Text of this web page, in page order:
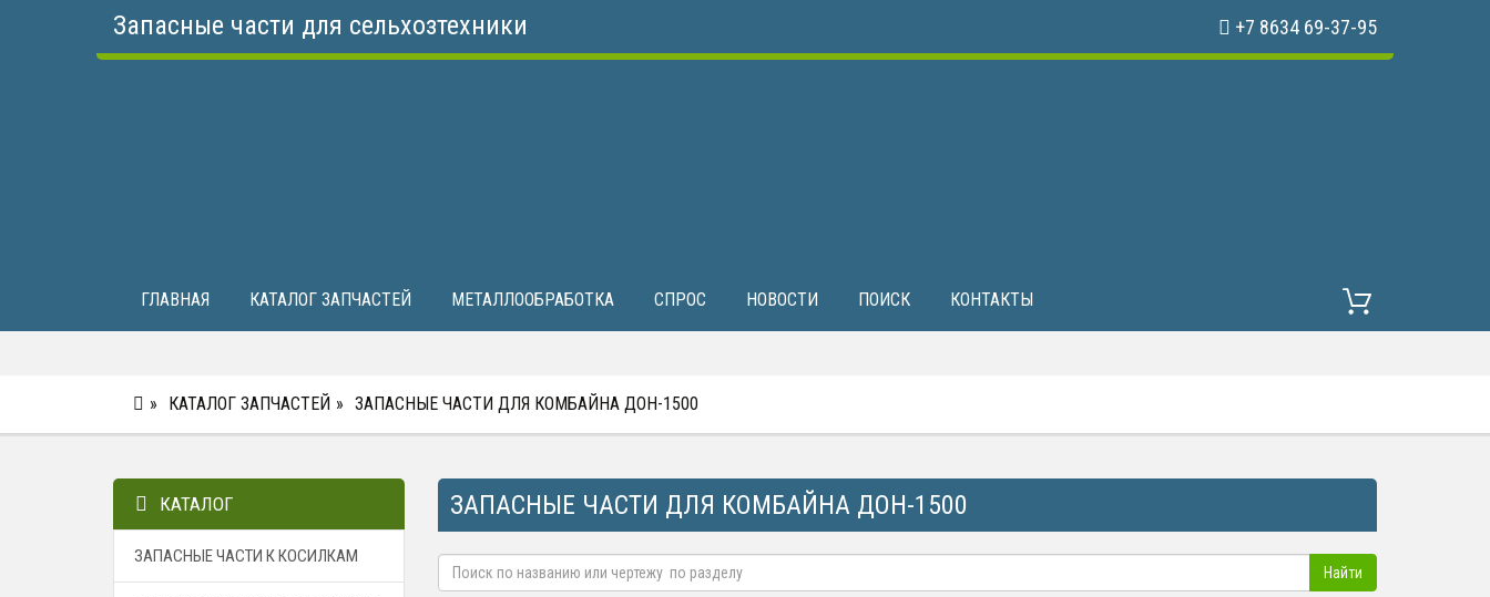
Запасные части для сельхозтехники +7 8634 69-37-95
ГЛАВНАЯ КАТАЛОГ ЗАПЧАСТЕЙ МЕТАЛЛООБРАБОТКА СПРОС НОВОСТИ ПОИСК КОНТАКТЫ
КАТАЛОГ ЗАПЧАСТЕЙ ЗАПАСНЫЕ ЧАСТИ ДЛЯ КОМБАЙНА ДОН-1500
КАТАЛОГ
ЗАПАСНЫЕ ЧАСТИ К КОСИЛКАМ
ЗАПАСНЫЕ ЧАСТИ ДЛЯ КОМБАЙНА ДОН-1500